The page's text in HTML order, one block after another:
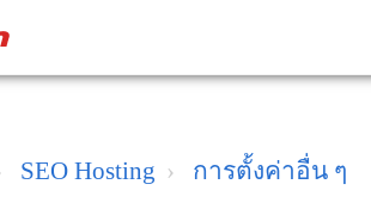
SEO Hosting การตั้งค่าอื่น ๆ